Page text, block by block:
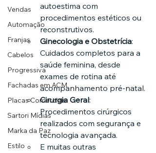
Vendas
Automação
Franjas
Cabelos
Progressiva
Fachadas em ACM
Placas Comerciais
Sartori Mídias
Marka da Paz
Estilo
autoestima com
procedimentos estéticos ou
reconstrutivos.
Ginecologia e Obstetrícia:
Cuidados completos para a
saúde feminina, desde
exames de rotina até
acompanhamento pré-natal.
Cirurgia Geral:
Procedimentos cirúrgicos
realizados com segurança e
tecnologia avançada.
E muitas outras